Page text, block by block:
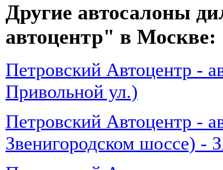
Другие автосалоны
автоцентр" в Москве:
Петровский Автоцентр -
Привольной ул.)
Петровский Автоцентр -
Звенигородском шоссе)